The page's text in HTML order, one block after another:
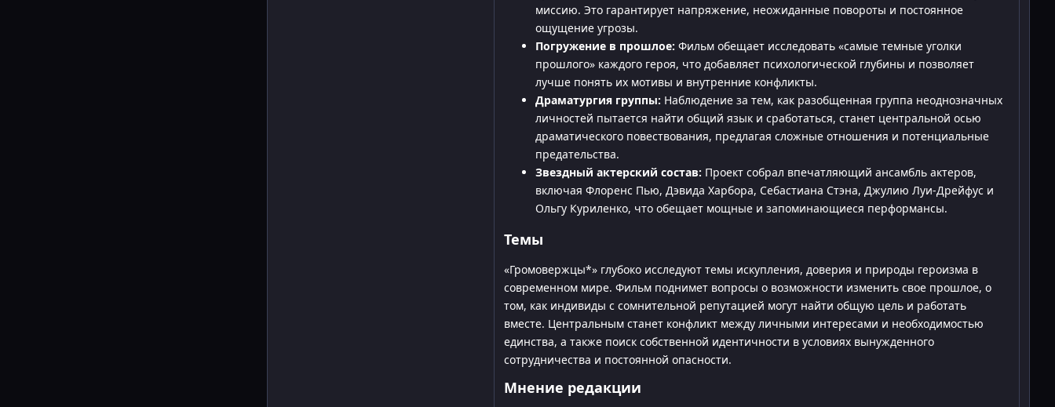
миссию. Это гарантирует напряжение, неожиданные повороты и постоянное
ощущение угрозы.
Погружение в прошлое: Фильм обещает исследовать «самые темные уголки
прошлого» каждого героя, что добавляет психологической глубины и позволяет
лучше понять их мотивы и внутренние конфликты.
Драматургия группы: Наблюдение за тем, как разобщенная группа неоднозначных
личностей пытается найти общий язык и сработаться, станет центральной осью
драматического повествования, предлагая сложные отношения и потенциальные
предательства.
Звездный актерский состав: Проект собрал впечатляющий ансамбль актеров,
включая Флоренс Пью, Дэвида Харбора, Себастиана Стэна, Джулию Луи-Дрейфус и
Ольгу Куриленко, что обещает мощные и запоминающиеся перформансы.
Темы
«Громовержцы*» глубоко исследуют темы искупления, доверия и природы героизма в
современном мире. Фильм поднимет вопросы о возможности изменить свое прошлое, о
том, как индивиды с сомнительной репутацией могут найти общую цель и работать
вместе. Центральным станет конфликт между личными интересами и необходимостью
единства, а также поиск собственной идентичности в условиях вынужденного
сотрудничества и постоянной опасности.
Мнение редакции